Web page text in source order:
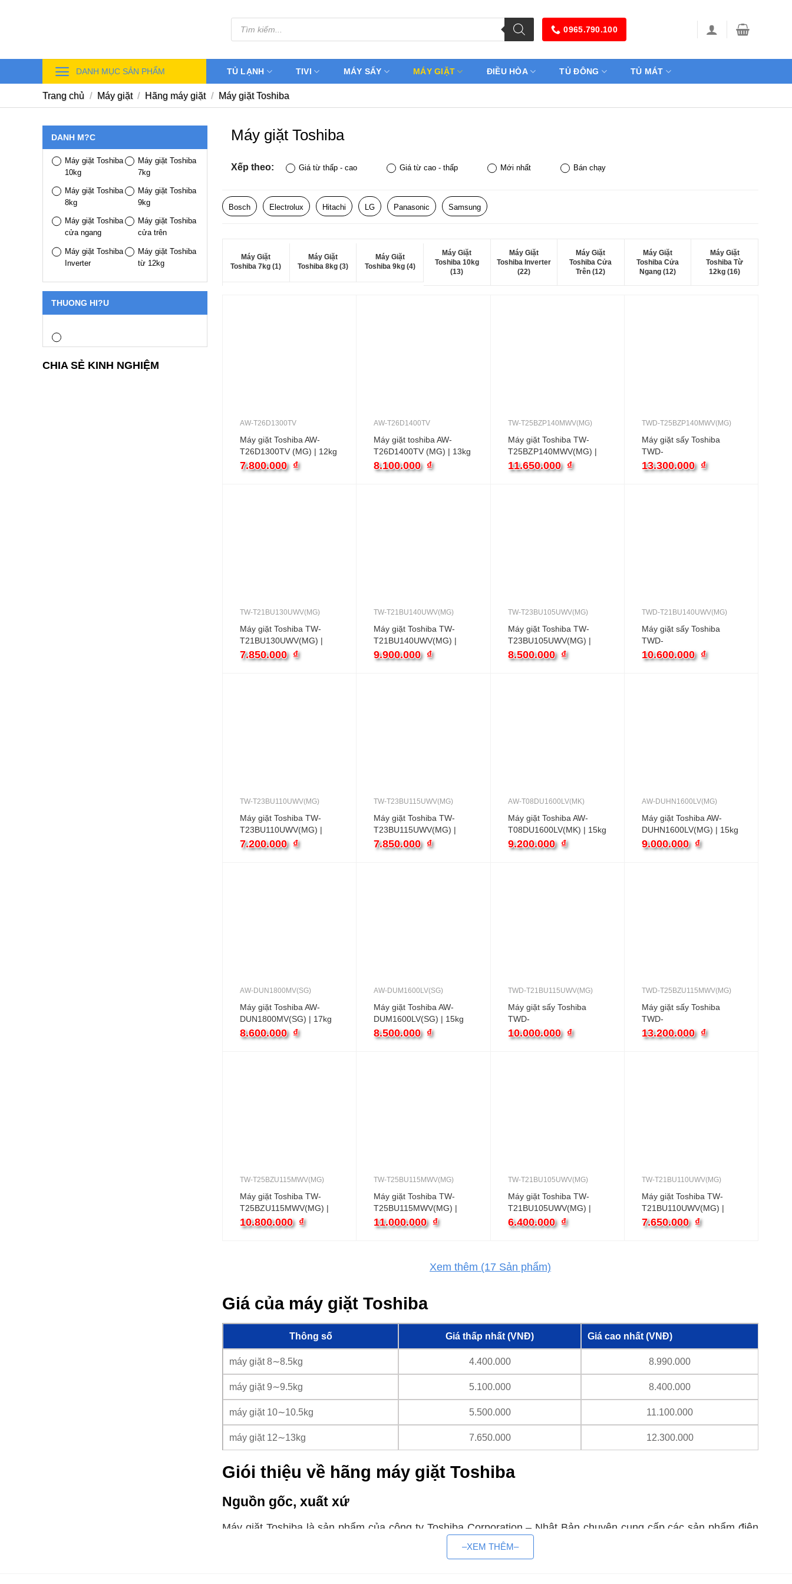
Tìm
kiếm
sản
0965.790.100
DANH MỤC SẢN PHẨM TỦ LẠNH TIVI MÁY SẤY MÁY GIẶT ĐIỀU HÒA TỦ ĐÔNG TỦ MÁT
Trang chủ / Máy giặt / Hãng máy giặt / Máy giặt Toshiba
DANH M?C
Máy giặt Toshiba
10kg
Máy giặt Toshiba
7kg
Máy giặt Toshiba
8kg
Máy giặt Toshiba
9kg
Máy giặt Toshiba
cửa ngang
Máy giặt Toshiba
cửa trên
Máy giặt Toshiba
Inverter
Máy giặt Toshiba
từ 12kg
THUONG HI?U
CHIA SẺ KINH NGHIỆM
Máy giặt Toshiba
Xếp theo: Giá từ thấp - cao Giá từ cao - thấp Mới nhất Bán chạy
Bosch Electrolux Hitachi LG Panasonic Samsung
Máy Giặt
Toshiba 7kg (1)
Máy Giặt
Toshiba 8kg (3)
Máy Giặt
Toshiba 9kg (4)
Máy Giặt
Toshiba 10kg
(13)
Máy Giặt
Toshiba Inverter
(22)
Máy Giặt
Toshiba Cửa
Trên (12)
Máy Giặt
Toshiba Cửa
Ngang (12)
Máy Giặt
Toshiba Từ
12kg (16)
AW-T26D1300TV
Máy giặt Toshiba AW-
T26D1300TV (MG) | 12kg
cửa ngang inverter
7.800.000 ₫
AW-T26D1400TV
Máy giặt toshiba AW-
T26D1400TV (MG) | 13kg
cửa ngang inverter
8.100.000 ₫
TW-T25BZP140MWV(MG)
Máy giặt Toshiba TW-
T25BZP140MWV(MG) |
13kg cửa ngang inverter
11.650.000 ₫
TWD-T25BZP140MWV(MG)
Máy giặt sấy Toshiba
TWD-
T25BZP140MWV(MG) |
13kg inverter
13.300.000 ₫
TW-T21BU130UWV(MG)
Máy giặt Toshiba TW-
T21BU130UWV(MG) |
12kg cửa ngang inverter
7.850.000 ₫
TW-T21BU140UWV(MG)
Máy giặt Toshiba TW-
T21BU140UWV(MG) |
13kg cửa ngang inverter
9.900.000 ₫
TW-T23BU105UWV(MG)
Máy giặt Toshiba TW-
T23BU105UWV(MG) |
9.5kg cửa ngang inverter
8.500.000 ₫
TWD-T21BU140UWV(MG)
Máy giặt sấy Toshiba
TWD-
T21BU140UWV(MG) |
13kg cửa ngang inverter
10.600.000 ₫
TW-T23BU110UWV(MG)
Máy giặt Toshiba TW-
T23BU110UWV(MG) |
10kg cửa ngang inverter
7.200.000 ₫
TW-T23BU115UWV(MG)
Máy giặt Toshiba TW-
T23BU115UWV(MG) |
10.5kg cửa ngang inverter
7.850.000 ₫
AW-T08DU1600LV(MK)
Máy giặt Toshiba AW-
T08DU1600LV(MK) | 15kg
cửa trên inverter
9.200.000 ₫
AW-DUHN1600LV(MG)
Máy giặt Toshiba AW-
DUHN1600LV(MG) | 15kg
cửa trên inverter
9.000.000 ₫
AW-DUN1800MV(SG)
Máy giặt Toshiba AW-
DUN1800MV(SG) | 17kg
cửa trên inverter
8.600.000 ₫
AW-DUM1600LV(SG)
Máy giặt Toshiba AW-
DUM1600LV(SG) | 15kg
cửa trên inverter
8.500.000 ₫
TWD-T21BU115UWV(MG)
Máy giặt sấy Toshiba
TWD-
T21BU115UWV(MG) |
10.5kg cửa ngang inverter
10.000.000 ₫
TWD-T25BZU115MWV(MG)
Máy giặt sấy Toshiba
TWD-
T25BZU115MWV(MG) |
10.5kg cửa ngang inverter
13.200.000 ₫
TW-T25BZU115MWV(MG)
Máy giặt Toshiba TW-
T25BZU115MWV(MG) |
10.5kg cửa ngang inverter
10.800.000 ₫
TW-T25BU115MWV(MG)
Máy giặt Toshiba TW-
T25BU115MWV(MG) |
10.5kg cửa ngang inverter
11.000.000 ₫
TW-T21BU105UWV(MG)
Máy giặt Toshiba TW-
T21BU105UWV(MG) |
9.5kg cửa ngang inverter
6.400.000 ₫
TW-T21BU110UWV(MG)
Máy giặt Toshiba TW-
T21BU110UWV(MG) |
10kg cửa ngang inverter
7.650.000 ₫
Xem thêm (17 Sản phẩm)
Giá của máy giặt Toshiba
Thông số Giá thấp nhất (VNĐ) Giá cao nhất (VNĐ)
máy giặt 8∼8.5kg 4.400.000 8.990.000
máy giặt 9∼9.5kg 5.100.000 8.400.000
máy giặt 10∼10.5kg 5.500.000 11.100.000
máy giặt 12∼13kg 7.650.000 12.300.000
Giói thiệu về hãng máy giặt Toshiba
Nguồn gốc, xuất xứ
Máy giặt Toshiba là sản phẩm của công ty Toshiba Corporation – Nhật Bản chuyên cung cấp các sản phẩm điện
tử và điện gia dụng được thành lập năm 1939. Toshiba bắt đầu du nhập vào Việt Nam từ những năm 1990 và
ngày càng khẳng định được vị thế của mình với người tiêu dùng.
–XEM THÊM–